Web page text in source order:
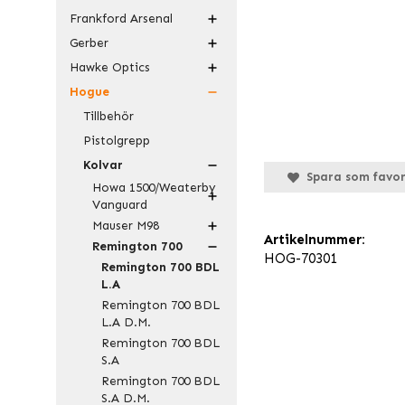
Frankford Arsenal
Gerber
Hawke Optics
Hogue
Tillbehör
Pistolgrepp
Kolvar
Howa 1500/Weaterby
Vanguard
Mauser M98
Remington 700
Remington 700 BDL
L.A
Remington 700 BDL
L.A D.M.
Remington 700 BDL
S.A
Remington 700 BDL
S.A D.M.
Spara som
Artikelnummer:
HOG-70301